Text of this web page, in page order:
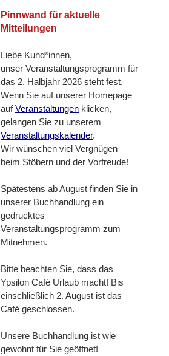
Pinnwand für aktuelle
Mitteilungen
Liebe Kund*innen,
unser Veranstaltungsprogramm für
das 2. Halbjahr 2026 steht fest.
Wenn Sie auf unserer Homepage
aufVeranstaltungen klicken,
gelangen Sie zu unserem
Veranstaltungskalender.
Wir wünschen viel Vergnügen
beim Stöbern und der Vorfreude!
Spätestens ab August finden Sie in
unserer Buchhandlung ein
gedrucktes
Veranstaltungsprogramm zum
Mitnehmen.
Bitte beachten Sie, dass das
Ypsilon Café Urlaub macht! Bis
einschließlich 2. August ist das
Café geschlossen.
Unsere Buchhandlung ist wie
gewohnt für Sie geöffnet!